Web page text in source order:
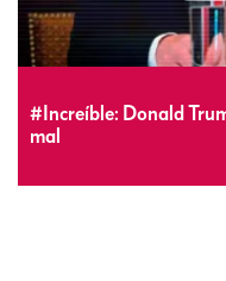
#Increíble: Donald
mal